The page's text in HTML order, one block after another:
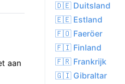
aan
🇩🇪 Duitsland
🇪🇪 Estland
🇫🇴 Faeröer
🇫🇮 Finland
🇫🇷 Frankrijk
🇬🇮 Gibraltar